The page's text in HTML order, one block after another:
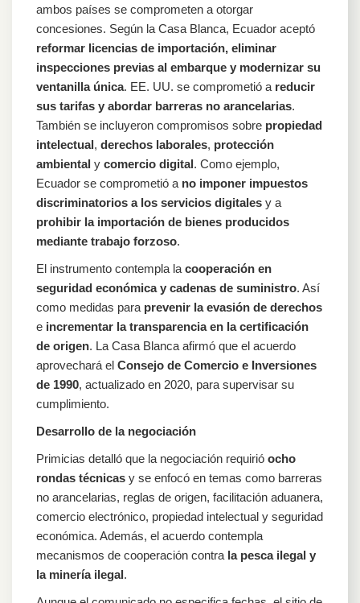
ambos países se comprometen a otorgar
concesiones. Según la Casa Blanca, Ecuador aceptó
reformar licencias de importación, eliminar
inspecciones previas al embarque y modernizar su
ventanilla única. EE. UU. se comprometió a reducir
sus tarifas y abordar barreras no arancelarias.
También se incluyeron compromisos sobre propiedad
intelectual, derechos laborales, protección
ambiental y comercio digital. Como ejemplo,
Ecuador se comprometió a no imponer impuestos
discriminatorios a los servicios digitales y a
prohibir la importación de bienes producidos
mediante trabajo forzoso.
El instrumento contempla la cooperación en
seguridad económica y cadenas de suministro. Así
como medidas para prevenir la evasión de derechos
e incrementar la transparencia en la certificación
de origen. La Casa Blanca afirmó que el acuerdo
aprovechará el Consejo de Comercio e Inversiones
de 1990, actualizado en 2020, para supervisar su
cumplimiento.
Desarrollo de la negociación
Primicias detalló que la negociación requirió ocho
rondas técnicas y se enfocó en temas como barreras
no arancelarias, reglas de origen, facilitación aduanera,
comercio electrónico, propiedad intelectual y seguridad
económica. Además, el acuerdo contempla
mecanismos de cooperación contra la pesca ilegal y
la minería ilegal.